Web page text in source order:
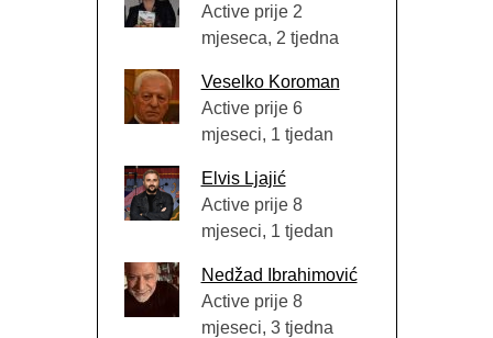
Active prije 2
mjeseca, 2 tjedna
Veselko Koroman
Active prije 6
mjeseci, 1 tjedan
Elvis Ljajić
Active prije 8
mjeseci, 1 tjedan
Nedžad Ibrahimović
Active prije 8
mjeseci, 3 tjedna